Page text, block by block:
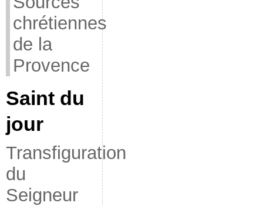
chrétiennes
de la
Provence
Saint du
jour
Transfiguration
du
Seigneur